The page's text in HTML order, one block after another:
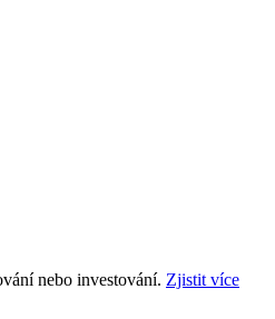
nebo investování. Zjistit více